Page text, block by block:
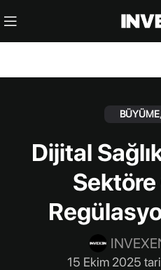
BÜYÜME,
Dijital
15 Ekim 2025